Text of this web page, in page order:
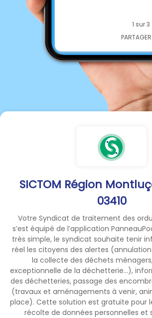
SICTOM Région
03410
Votre Syndicat de traitement des
s’est équipé de l’application
très simple, le syndicat souhaite tenir
réel les citoyens des alertes
la collecte des déchets
exceptionnelle de la déchetterie...),
des déchetteries, passage des
(travaux et aménagements à venir,
place). Cette solution est gratuite pour
récolte de données personnelles et
1 sur 3
PARTAGER